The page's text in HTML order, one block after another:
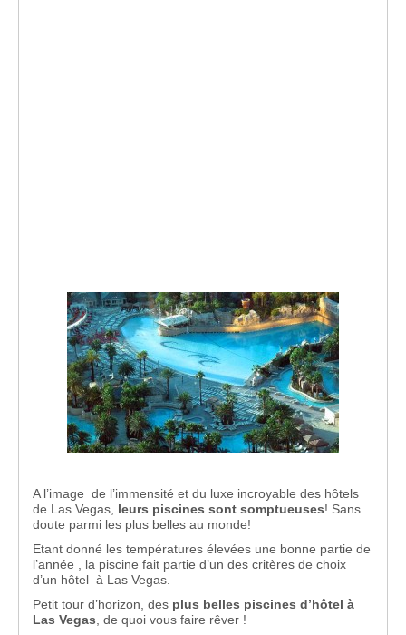
A l’image de l’immensité et du luxe incroyable des hôtels
de Las Vegas, leurs piscines sont somptueuses! Sans
doute parmi les plus belles au monde!
Etant donné les températures élevées une bonne partie de
l’année , la piscine fait partie d’un des critères de choix
d’un hôtel à Las Vegas.
Petit tour d’horizon, des plus belles piscines d’hôtel à
Las Vegas , de quoi vous faire rêver !